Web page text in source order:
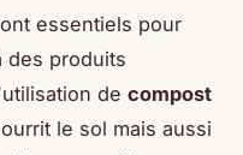
essentiels pour
des produits
de compost
le sol mais aussi